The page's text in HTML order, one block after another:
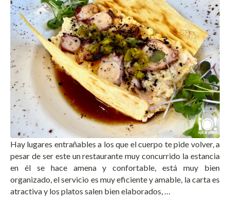
Hay lugares entrañables a los que el cuerpo te pide volver, a
pesar de ser este un restaurante muy concurrido la estancia
en él se hace amena y confortable, está muy bien
organizado, el servicio es muy eficiente y amable, la carta es
atractiva y los platos salen bien elaborados, …